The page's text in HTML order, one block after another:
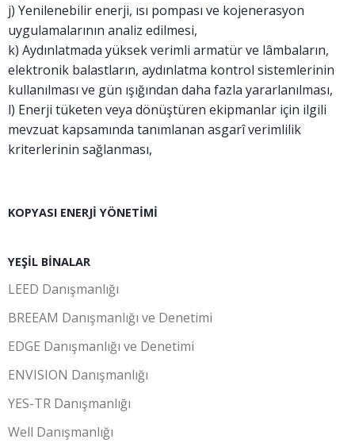
j) Yenilenebilir enerji, ısı pompası ve kojenerasyon
uygulamalarının analiz edilmesi,
k) Aydınlatmada yüksek verimli armatür ve lâmbaların,
elektronik balastların, aydınlatma kontrol sistemlerinin
kullanılması ve gün ışığından daha fazla yararlanılması,
l) Enerji tüketen veya dönüştüren ekipmanlar için ilgili
mevzuat kapsamında tanımlanan asgarî verimlilik
kriterlerinin sağlanması,
KOPYASI ENERJI YÖNETIMI
YEŞIL BINALAR
LEED Danışmanlığı
BREEAM Danışmanlığı ve Denetimi
EDGE Danışmanlığı ve Denetimi
ENVISION Danışmanlığı
YES-TR Danışmanlığı
Well Danışmanlığı